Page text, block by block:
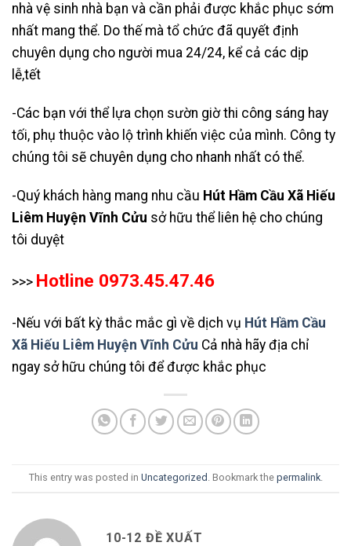
nhà vệ sinh nhà bạn và cần phải được khắc phục sớm
nhất mang thể. Do thế mà tổ chức đã quyết định
chuyên dụng cho người mua 24/24, kể cả các dịp
lễ,tết
-Các bạn với thể lựa chọn sườn giờ thi công sáng hay
tối, phụ thuộc vào lộ trình khiến việc của mình. Công ty
chúng tôi sẽ chuyên dụng cho nhanh nhất có thể.
-Quý khách hàng mang nhu cầu Hút Hầm Cầu Xã Hiếu
Liêm Huyện Vĩnh Cửu sở hữu thể liên hệ cho chúng
tôi duyệt
>>> Hotline 0973.45.47.46
-Nếu với bất kỳ thắc mắc gì về dịch vụ Hút Hầm Cầu
Xã Hiếu Liêm Huyện Vĩnh Cửu Cả nhà hãy địa chỉ
ngay sở hữu chúng tôi để được khắc phục
This entry was posted in Uncategorized . Bookmark the permalink.
10-12 ĐỀ XUẤT